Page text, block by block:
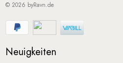
© 2026 byRavn.de
Neuigkeiten